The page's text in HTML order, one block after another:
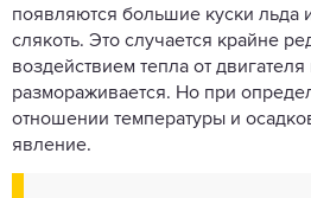
появляются большие куски льда
слякоть. Это случается крайне
воздействием тепла от
размораживается. Но при
отношении температуры и
явление.